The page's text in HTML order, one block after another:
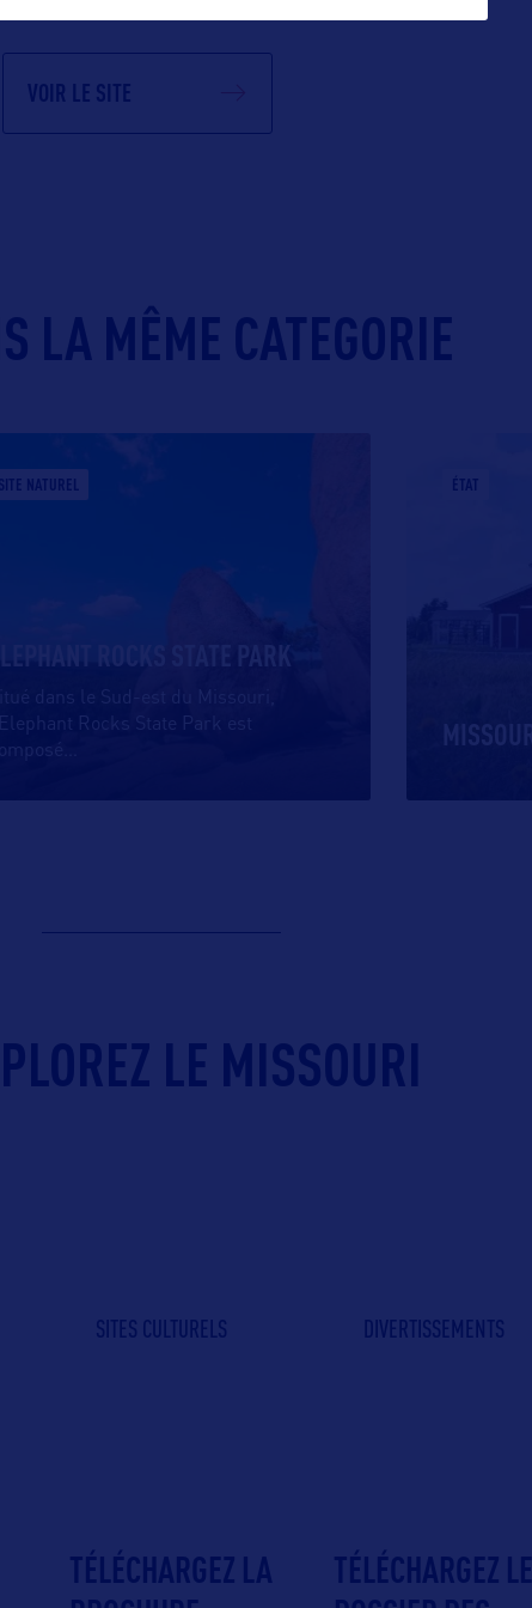
VOIR LE SITE
LA MÊME CATEGORIE
SITE NATUREL
Rocks State Park est
ÉTAT
MISSOURI
LE MISSOURI
SITES CULTURELS DIVERTISSEMENTS
TÉLÉCHARGEZ LA
TÉLÉCHARGEZ LE